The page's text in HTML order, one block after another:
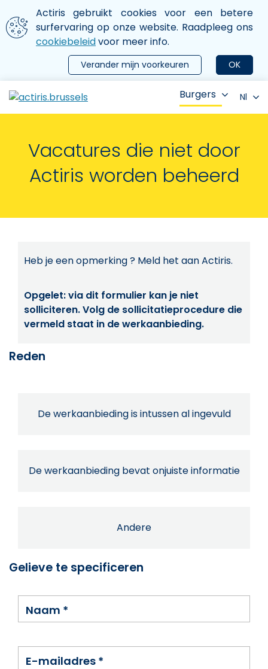
Aller au contenu principal
We gebruiken cookies
Actiris gebruikt cookies voor een betere
surfervaring op onze website. Raadpleeg ons
cookiebeleidvoor meer info.
OK
Verander mijn voorkeuren
le menu
Burgers Nl
Vacatures die niet door
Actiris worden beheerd
Heb je een opmerking ? Meld het aan Actiris.
Opgelet: via dit formulier kan je niet
solliciteren. Volg de sollicitatieprocedure die
vermeld staat in de werkaanbieding.
Reden
De werkaanbieding is intussen al ingevuld
De werkaanbieding bevat onjuiste informatie
Andere
Gelieve te specificeren
Naam *
E-mailadres *